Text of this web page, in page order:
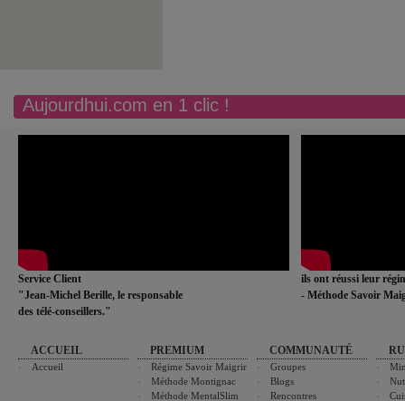
Aujourdhui.com en 1 clic !
Service Client
"Jean-Michel Berille, le responsable
des télé-conseillers."
ils ont réussi leur
- Méthode Savoir
ACCUEIL
Accueil
PREMIUM
Régime Savoir Maigrir
Méthode Montignac
Méthode MentalSlim
COMMUNAUTÉ
Groupes
Blogs
Rencontres